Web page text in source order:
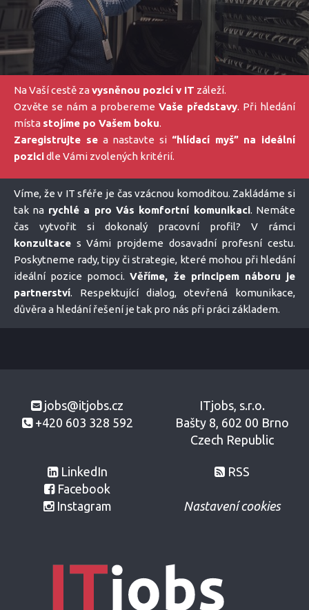
Na Vaší cestě zavysněnou pozicí v IT záleží.
Ozvěte se nám a probereme Vaše představy. Při hledání
místa stojíme po Vašem boku.
Zaregistrujte sea nastavte si “hlídací myš” na ideální
pozicidle Vámi zvolených kritérií.
Víme, že v IT sféře je čas vzácnou komoditou. Zakládáme si
tak na rychlé a pro Vás komfortní komunikaci. Nemáte
čas vytvořit si dokonalý pracovní profil? V rámci
konzultace s Vámi projdeme dosavadní profesní cestu.
Poskytneme rady, tipy či strategie, které mohou při hledání
ideální pozice pomoci.Věříme, že principem náboru je
partnerství. Respektující dialog, otevřená komunikace,
důvěra a hledání řešení je tak pro nás při práci základem.
jobs@itjobs.cz
+420 603 328 592
LinkedIn
Facebook
Instagram
ITjobs, s.r.o.
Bašty 8, 602 00 Brno
Czech Republic
RSS
Nastavení cookies